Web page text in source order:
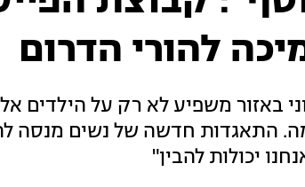
להורי הדרום
באזור משפיע לא רק על הילדים
התאגדות חדשה של נשים מנסה
יכולות להבין"